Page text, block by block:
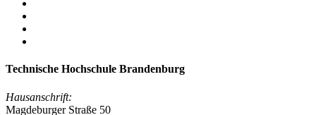
Technische Hochschule Brandenburg
Hausanschrift:
Magdeburger Straße 50